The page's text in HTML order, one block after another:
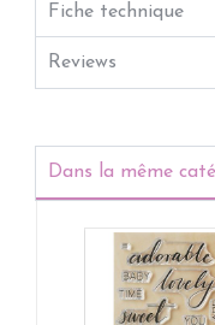
Fiche technique
Reviews
Dans la même